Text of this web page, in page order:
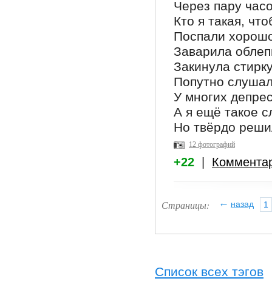
Через пару
Кто я такая,
Поспали
Заварила
Закинула
Попутно
У многих
А я ещё такое
Но твёрдо
12 фотографий
+22
Страницы: назад
← 1
Список всех тэгов